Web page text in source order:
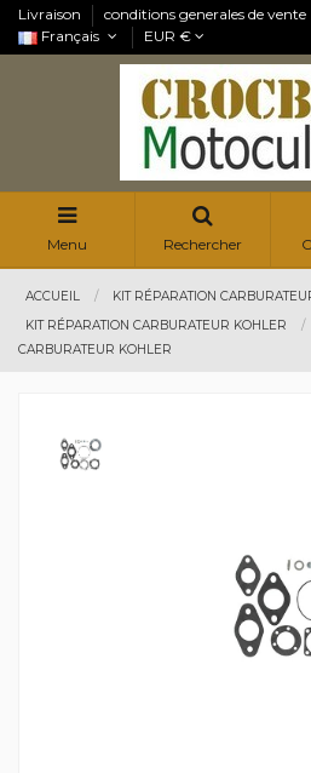
Livraison
conditions generales de vente
Français
EUR €
Menu Rechercher
ACCUEIL
KIT RÉPARATION
KIT RÉPARATION CARBURATEUR KOHLER
CARBURATEUR KOHLER